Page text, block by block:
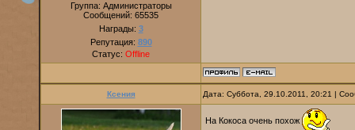
Группа: Администраторы
Сообщений: 65535
Награды: 3
Репутация: 890
Статус: Offline
Ксения Дата: Суббота, 29.10.2011, 20:21 |
На Кокоса очень похож